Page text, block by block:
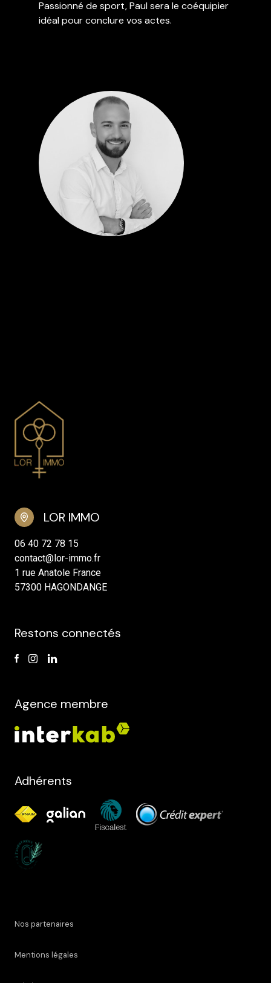
Passionné de sport, Paul sera le coéquipier
idéal pour conclure vos actes.
LOR IMMO
06 40 72 78 15
contact@lor-immo.fr
1 rue Anatole France
57300 HAGONDANGE
Restons connectés
Agence membre
Adhérents
Nos partenaires
Mentions légales